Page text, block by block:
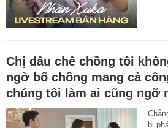
Chị dâu chê chồng tôi
ngờ bố chồng mang cả
chúng tôi làm ai cũng ngỡ
bị